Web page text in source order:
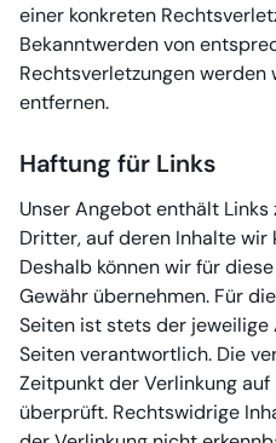
einer konkreten
Bekanntwerden von
Rechtsverletzungen
entfernen.
Haftung für Links
Unser Angebot enthält
Dritter, auf deren Inhalte wir
Deshalb können wir für
Gewähr übernehmen. Für
Seiten ist stets der
Seiten verantwortlich. Die
Zeitpunkt der Verlinkung
überprüft. Rechtswidrige